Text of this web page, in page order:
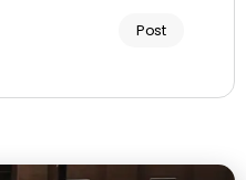
Post